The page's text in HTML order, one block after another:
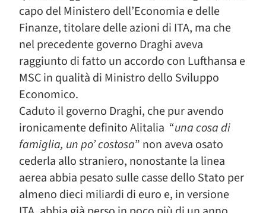
capo del Ministero dell’Economia e delle
Finanze, titolare delle azioni di ITA, ma che
nel precedente governo Draghi aveva
raggiunto di fatto un accordo con Lufthansa e
MSC in qualità di Ministro dello Sviluppo
Economico.
Caduto il governo Draghi, che pur avendo
ironicamente definito Alitalia “una cosa di
famiglia, un po’ costosa” non aveva osato
cederla allo straniero, nonostante la linea
aerea abbia pesato sulle casse dello Stato per
almeno dieci miliardi di euro e, in versione